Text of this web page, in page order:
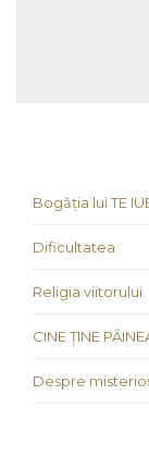
Bogăția lui TE
Dificultatea
Religia viitorului
CINE ȚINE
Despre